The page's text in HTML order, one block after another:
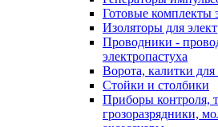
Готовые комплекты
Изоляторы для
Проводники -
электропастуха
Ворота, калитки для
Стойки и столбики
Приборы контроля,
грозоразрядники,